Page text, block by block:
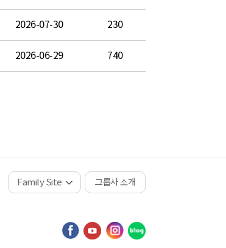
2026-07-30 230
2026-06-29 740
Family Site 그룹사 소개